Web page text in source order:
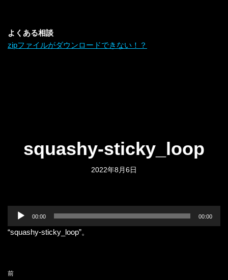
よくある相談
zipファイルがダウンロードできない！？
squashy-sticky_loop
2022年8月6日
プ
ヤ
00:00 00:00
“squashy-sticky_loop”。
前